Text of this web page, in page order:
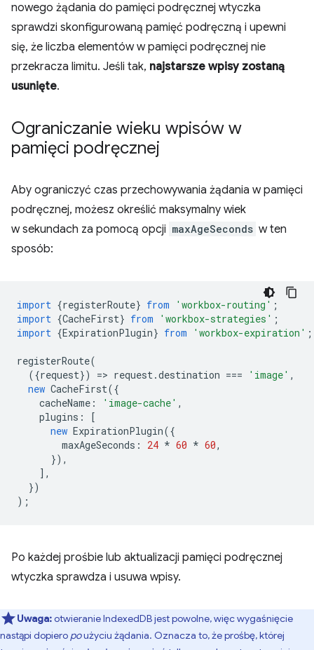
nowego żądania do pamięci podręcznej wtyczka
sprawdzi skonfigurowaną pamięć podręczną i upewni
się, że liczba elementów w pamięci podręcznej nie
przekracza limitu. Jeśli tak, najstarsze wpisy zostaną
usunięte.
Ograniczanie wieku wpisów w
pamięci podręcznej
Aby ograniczyć czas przechowywania żądania w pamięci
podręcznej, możesz określić maksymalny wiek
w sekundach za pomocą opcji maxAgeSeconds w ten
sposób:
import {registerRoute} from 'workbox-routing' ;
import {CacheFirst} from 'workbox-strategies' ;
import {ExpirationPlugin} from 'workbox-expiration' ;
registerRoute(
({request}) => request.destination === 'image' ,
new CacheFirst({
cacheName : 'image-cache' ,
plugins :
[
new ExpirationPlugin({
maxAgeSeconds : 24 * 60 * 60,
}),
],
})
);
Po każdej prośbie lub aktualizacji pamięci podręcznej
wtyczka sprawdza i usuwa wpisy.
Uwaga:otwieranie IndexedDB jest powolne, więc wygaśnięcie
nastąpi dopiero poużyciu żądania. Oznacza to, że prośbę, której